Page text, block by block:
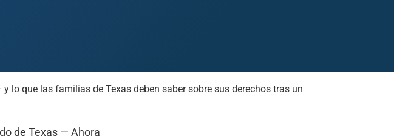
Longview Lubbock McAllen Midland San Angelo San Antonio Wichita Falls
lo que las familias de Texas deben saber sobre sus derechos tras un
de Texas — Ahora